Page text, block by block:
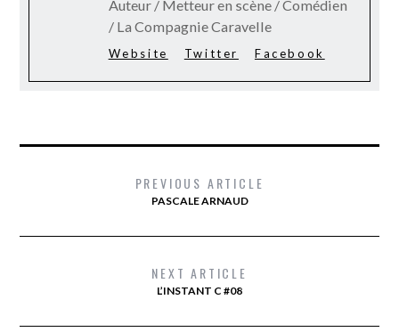
Auteur / Metteur en scène / Comédien
/ La Compagnie Caravelle
Website Twitter Facebook
PREVIOUS ARTICLE
PASCALE ARNAUD
NEXT ARTICLE
L’INSTANT C #08